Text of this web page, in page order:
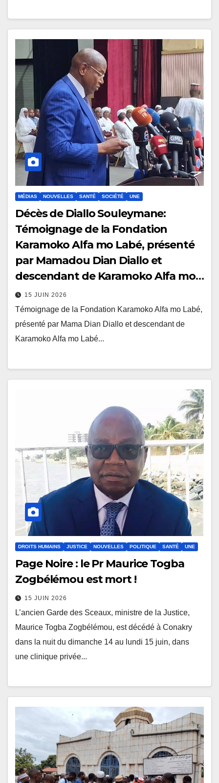
MÉDIAS NOUVELLES SANTÉ SOCIÉTÉ UNE
Décès de Diallo Souleymane:
Témoignage de la Fondation
Karamoko Alfa mo Labé, présenté
par Mamadou Dian Diallo et
descendant de Karamoko Alfa mo
Labé
15 JUIN 2026
Témoignage de la Fondation Karamoko Alfa mo Labé,
présenté par Mama Dian Diallo et descendant de
Karamoko Alfa mo Labé...
DROITS HUMAINS JUSTICE NOUVELLES POLITIQUE SANTÉ UNE
Page Noire : le Pr Maurice Togba
Zogbélémou est mort !
15 JUIN 2026
L’ancien Garde des Sceaux, ministre de la Justice,
Maurice Togba Zogbélémou, est décédé à Conakry
dans la nuit du dimanche 14 au lundi 15 juin, dans
une clinique privée...